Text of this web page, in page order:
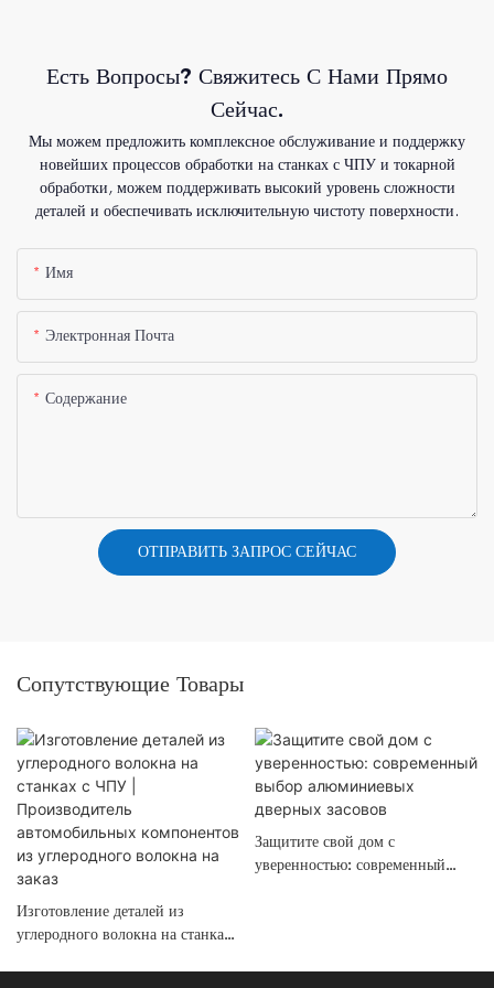
Есть Вопросы? Свяжитесь С Нами Прямо
Сейчас.
Мы можем предложить комплексное обслуживание и поддержку
новейших процессов обработки на станках с ЧПУ и токарной
обработки, можем поддерживать высокий уровень сложности
деталей и обеспечивать исключительную чистоту поверхности.
Имя
Электронная Почта
Содержание
ОТПРАВИТЬ ЗАПРОС СЕЙЧАС
Сопутствующие Товары
Изготовление деталей из
углеродного волокна на станках
Защитите свой дом с
уверенностью: современный